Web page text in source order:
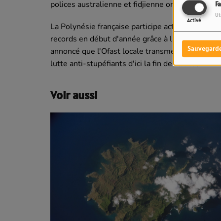
Activé
polices australienne et fidjienne ont lancé un
La Polynésie française participe activement à
records en début d'année grâce à la
annoncé que l'Ofast locale transmettra son
lutte anti-stupéfiants d'ici la fin de l'année.
Voir aussi